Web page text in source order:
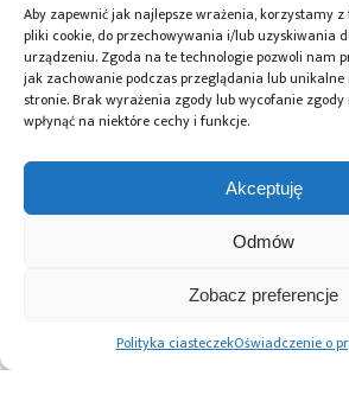
Aby zapewnić jak najlepsze wrażenia, korzystamy
pliki cookie, do przechowywania i/lub uzyskiwania
urządzeniu. Zgoda na te technologie pozwoli nam
jak zachowanie podczas przeglądania lub
stronie. Brak wyrażenia zgody lub wycofanie
wpłynąć na niektóre cechy i funkcje.
Akceptuję
Odmów
Zobacz preferencje
Polityka ciasteczekOświadczenie o
Autonomiczna
mobilna
PIAP MULES
testy na
Instytut
Łukasiewicz
– PIAP
ożywił
filmu „W
PIAP Space i
opracowują